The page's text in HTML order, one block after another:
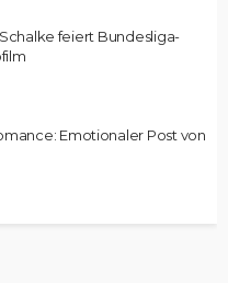
feiert Bundesliga-
Emotionaler Post von